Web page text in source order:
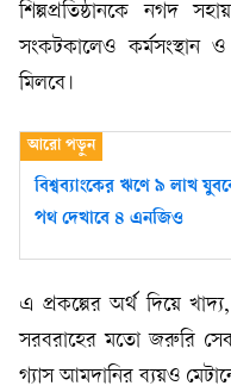
শিল্পপ্রতিষ্ঠানকে নগদ
সংকটকালেও
মিলবে।
বিশ্বব্যাংকের ঋণে ৯ লাখ
পথ দেখাবে ৪ এনজিও
এ প্রকল্পের অর্থ দিয়ে
সরবরাহের মতো জরুরি
গ্যাস আমদানির ব্যয়ও